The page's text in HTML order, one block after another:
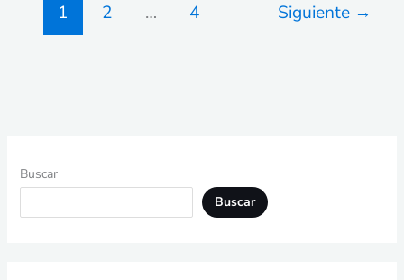
1 2 … 4 Siguiente →
Buscar
Buscar